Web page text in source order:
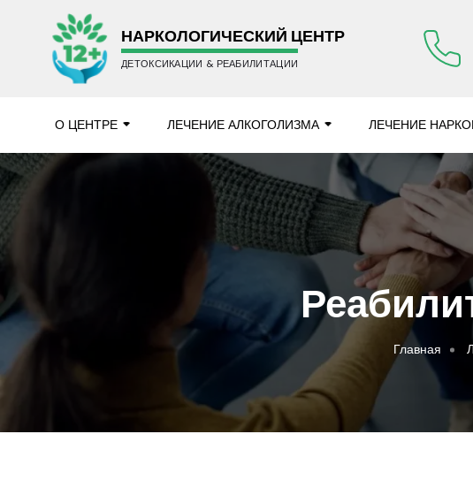
НАРКОЛОГИЧЕСКИЙ ЦЕНТР
ДЕТОКСИКАЦИИ & РЕАБИЛИТАЦИИ
О ЦЕНТРЕ ЛЕЧЕНИЕ АЛКОГОЛИЗМА ЛЕЧЕНИЕ
Главная